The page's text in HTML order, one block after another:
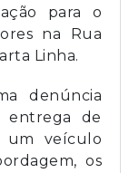
para o
na Rua
Linha.
denúncia
entrega de
um veículo
os